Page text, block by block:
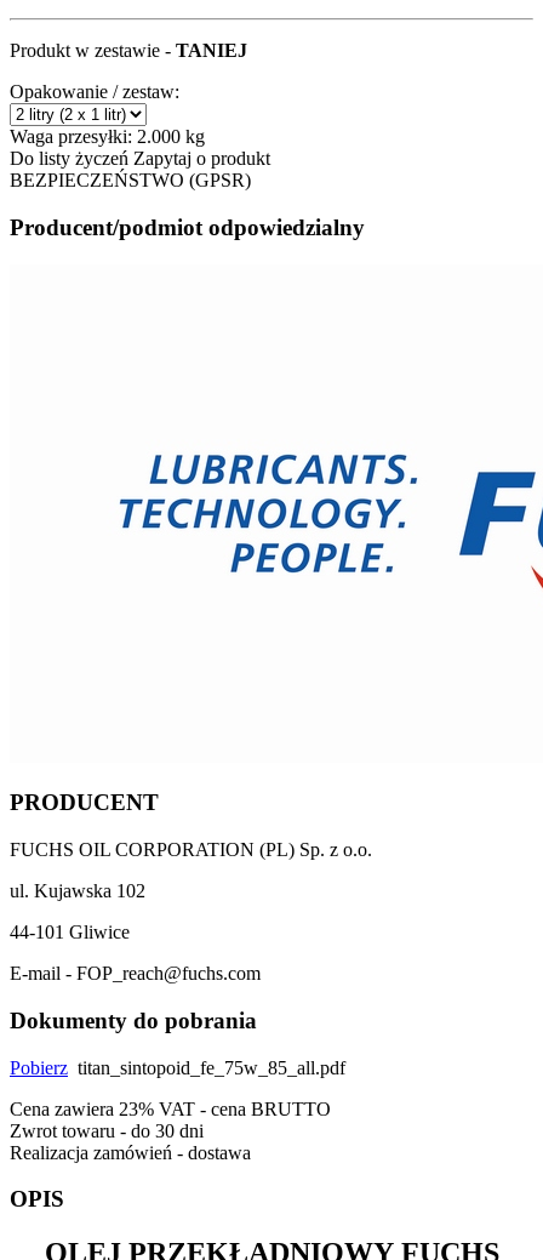
Produkt w zestawie - TANIEJ
Opakowanie / zestaw:
Waga przesyłki: 2.000 kg
Do listy życzeń Zapytaj o produkt
BEZPIECZEŃSTWO (GPSR)
Producent/podmiot odpowiedzialny
PRODUCENT
FUCHS OIL CORPORATION (PL) Sp. z o.o.
ul. Kujawska 102
44-101 Gliwice
E-mail - FOP_reach@fuchs.com
Dokumenty do pobrania
Pobierz titan_sintopoid_fe_75w_85_all.pdf
Cena zawiera 23% VAT - cena BRUTTO
Zwrot towaru - do 30 dni
Realizacja zamówień - dostawa
OPIS
OLEJ PRZEKŁADNIOWY FUCHS